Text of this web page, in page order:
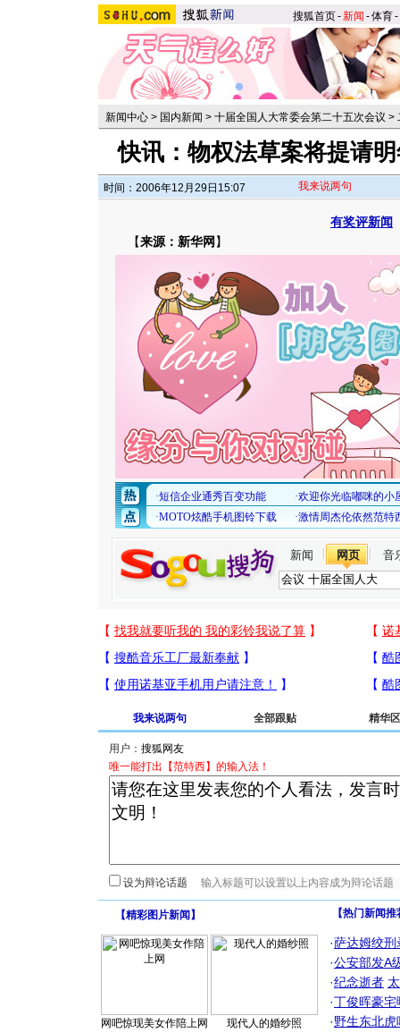
搜狐首页-新闻 -体育-
新闻中心 > 国内新闻 > 十届全国人大常委会第二十五次会议 >
快讯：物权法草案将提请
时间：2006年12月29日15:07 我来说两句
有奖评新闻
【来源：新华网 】
新闻 网页 音
我来说两句 全部跟贴 精华区
用户：
唯一能打出【范特西】的输入法！
设为辩论话题
【精彩图片新闻 】
网吧惊现美女作陪上网 现代人的婚纱照
【热门新闻
·萨达姆绞刑
·公安部发A
·纪念逝者
·丁俊晖豪
·野生东北